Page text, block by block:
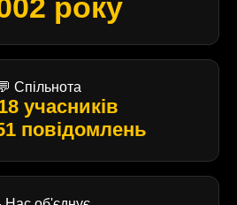
року
Спільнота
учасників
повідомлень